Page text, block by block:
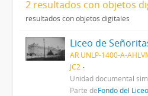
2 resultados con objetos
resultados con objetos digitales
Liceo de
AR UNLP-1400-A-
JC2
Unidad documental
Parte deFondo del